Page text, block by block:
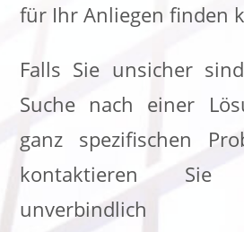
für Ihr Anliegen finden
Falls Sie unsicher
Suche nach einer
ganz spezifischen
kontaktieren
unverbindlich